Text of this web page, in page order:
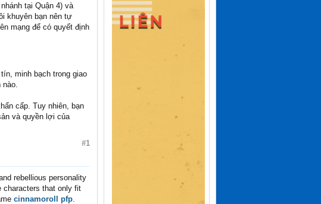
tại Quận 4) và
khuyên bạn nên tự
mạng để có quyết định
minh bạch trong giao
cấp. Tuy nhiên, bạn
và quyền lợi của
#1
rebellious personality
characters that only fit
cinnamoroll pfp